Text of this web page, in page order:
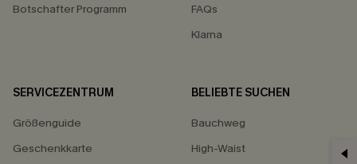
Botschafter Programm
FAQs
Klarna
SERVICEZENTRUM
Größenguide
Geschenkkarte
BELIEBTE SUCHEN
Bauchweg
High-Waist